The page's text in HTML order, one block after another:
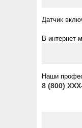
Датчик
В интернет-
Наши
8 (800)